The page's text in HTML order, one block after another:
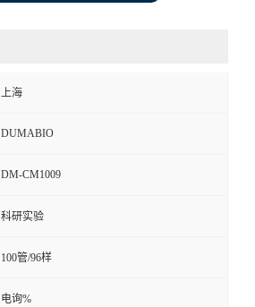
上海
DUMABIO
DM-CM1009
科研实验
100管/96样
电询%